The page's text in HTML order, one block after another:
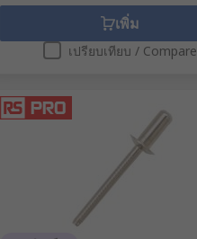
เพิ่ม
เปรียบเทียบ / Compare